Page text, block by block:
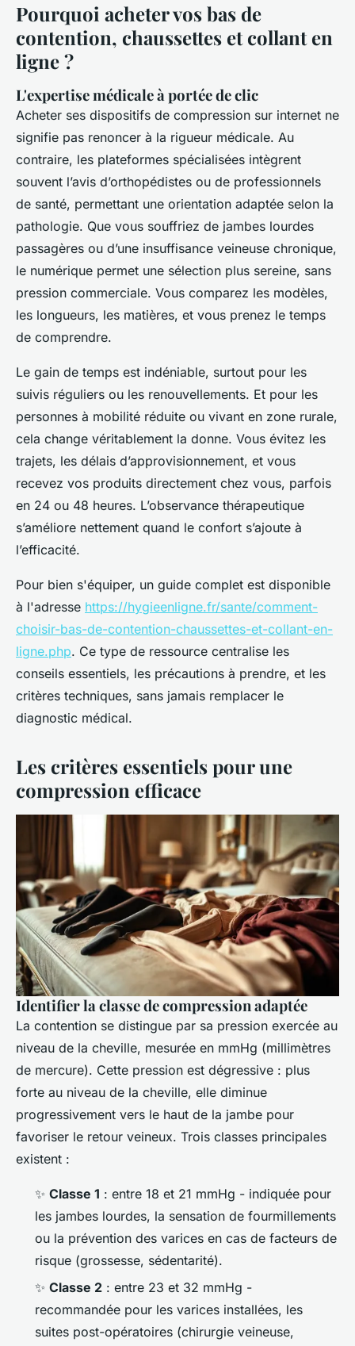
Pourquoi acheter vos bas de
contention, chaussettes et collant en
ligne ?
L'expertise médicale à portée de clic
Acheter ses dispositifs de compression sur internet ne
signifie pas renoncer à la rigueur médicale. Au
contraire, les plateformes spécialisées intègrent
souvent l’avis d’orthopédistes ou de professionnels
de santé, permettant une orientation adaptée selon la
pathologie. Que vous souffriez de jambes lourdes
passagères ou d’une insuffisance veineuse chronique,
le numérique permet une sélection plus sereine, sans
pression commerciale. Vous comparez les modèles,
les longueurs, les matières, et vous prenez le temps
de comprendre.
Le gain de temps est indéniable, surtout pour les
suivis réguliers ou les renouvellements. Et pour les
personnes à mobilité réduite ou vivant en zone rurale,
cela change véritablement la donne. Vous évitez les
trajets, les délais d’approvisionnement, et vous
recevez vos produits directement chez vous, parfois
en 24 ou 48 heures. L’observance thérapeutique
s’améliore nettement quand le confort s’ajoute à
l’efficacité.
Pour bien s'équiper, un guide complet est disponible
à l'adresse https://hygieenligne.fr/sante/comment-
choisir-bas-de-contention-chaussettes-et-collant-en-
ligne.php. Ce type de ressource centralise les
conseils essentiels, les précautions à prendre, et les
critères techniques, sans jamais remplacer le
diagnostic médical.
Les critères essentiels pour une
compression efficace
Identifier la classe de compression adaptée
La contention se distingue par sa pression exercée au
niveau de la cheville, mesurée en mmHg (millimètres
de mercure). Cette pression est dégressive : plus
forte au niveau de la cheville, elle diminue
progressivement vers le haut de la jambe pour
favoriser le retour veineux. Trois classes principales
existent :
✨ Classe 1 : entre 18 et 21 mmHg - indiquée pour
les jambes lourdes, la sensation de fourmillements
ou la prévention des varices en cas de facteurs de
risque (grossesse, sédentarité).
✨ Classe 2 : entre 23 et 32 mmHg -
recommandée pour les varices installées, les
suites post-opératoires (chirurgie veineuse,